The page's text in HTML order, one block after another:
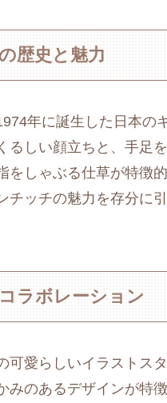
歴史と魅力
年に誕生した日本の
るしい顔立ちと、手足
をしゃぶる仕草が特徴
チッチの魅力を存分に
ラボレーション
可愛らしいイラストス
みのあるデザインが特